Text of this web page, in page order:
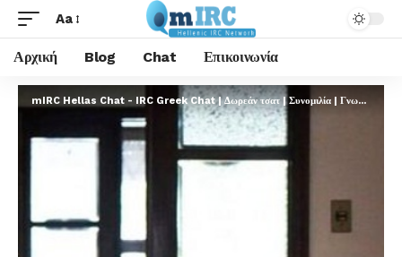
Aa
Αρχική Blog Chat Επικοινωνία
mIRC Hellas Chat - IRC Greek Chat | Δωρεάν τσατ | Συνομιλία | Γνωριμίες | FREE